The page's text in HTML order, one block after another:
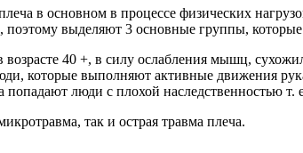
в основном в процессе физических
поэтому выделяют 3 основные группы,
40 +, в силу ослабления мышц,
которые выполняют активные движения
попадают люди с плохой наследственностью
так и острая травма плеча.